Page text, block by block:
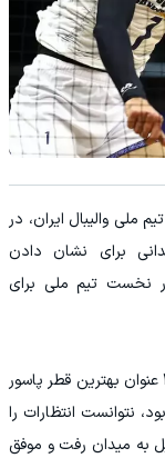
ملی والیبال ایران، در
برای نشان دادن
نخست تیم ملی برای
گلزاده که در رقابت‌های قهرمانی جوانان جهان ۲۰۲۳ عنوان بهترین قطر پاسور
نتوانست انتظارات را
به میدان رفت و موفق